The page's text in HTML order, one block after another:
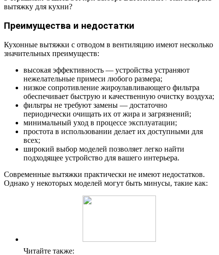
вытяжку для кухни?
Преимущества и недостатки
Кухонные вытяжки с отводом в вентиляцию имеют несколько
значительных преимуществ:
высокая эффективность — устройства устраняют
нежелательные примеси любого размера;
низкое сопротивление жироулавливающего фильтра
обеспечивает быструю и качественную очистку воздуха;
фильтры не требуют замены — достаточно
периодически очищать их от жира и загрязнений;
минимальный уход в процессе эксплуатации;
простота в использовании делает их доступными для
всех;
широкий выбор моделей позволяет легко найти
подходящее устройство для вашего интерьера.
Современные вытяжки практически не имеют недостатков.
Однако у некоторых моделей могут быть минусы, такие как:
Читайте также: